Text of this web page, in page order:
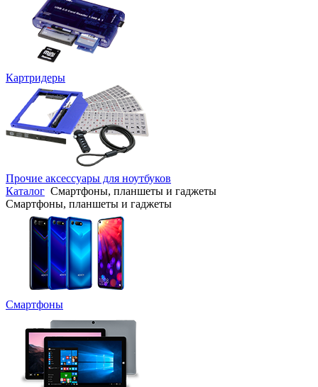
Картридеры
Прочие аксессуары для ноутбуков
Каталог Смартфоны, планшеты и гаджеты
Смартфоны, планшеты и гаджеты
Смартфоны